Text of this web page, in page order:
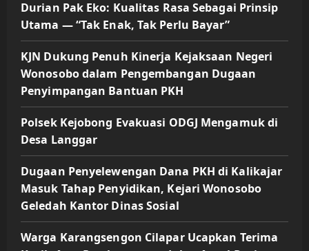
Durian Pak Eko: Kualitas Rasa Sebagai Prinsip
Utama — “Tak Enak, Tak Perlu Bayar”
KJN Dukung Penuh Kinerja Kejaksaan Negeri
Wonosobo dalam Pengembangan Dugaan
Penyimpangan Bantuan PKH
Polsek Kejobong Evakuasi ODGJ Mengamuk di
Desa Langgar
Dugaan Penyelewengan Dana PKH di Kalikajar
Masuk Tahap Penyidikan, Kejari Wonosobo
Geledah Kantor Dinas Sosial
Warga Karangsengon Cilapar Ucapkan Terima